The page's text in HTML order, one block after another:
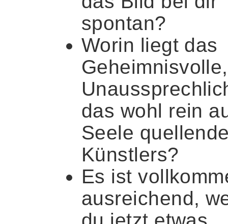
spontan?
Worin liegt das
Geheimnisvolle,
das wohl rein
Seele
Künstlers?
Es ist
ausreichend,